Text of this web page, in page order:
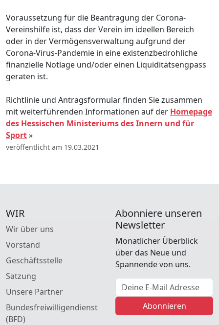
Voraussetzung für die Beantragung der Corona-
Vereinshilfe ist, dass der Verein im ideellen Bereich
oder in der Vermögensverwaltung aufgrund der
Corona-Virus-Pandemie in eine existenzbedrohliche
finanzielle Notlage und/oder einen Liquiditätsengpass
geraten ist.
Richtlinie und Antragsformular finden Sie zusammen
mit weiterführenden Informationen auf der Homepage
des Hessischen Ministeriums des Innern und für
Sport»
veröffentlicht am 19.03.2021
WIR
Wir über uns
Vorstand
Geschäftsstelle
Satzung
Unsere Partner
Bundesfreiwilligendienst
(BFD)
Abonniere unseren
Newsletter
Monatlicher Überblick
über das Neue und
Spannende von uns.
E-Mail Adresse
Abonnieren